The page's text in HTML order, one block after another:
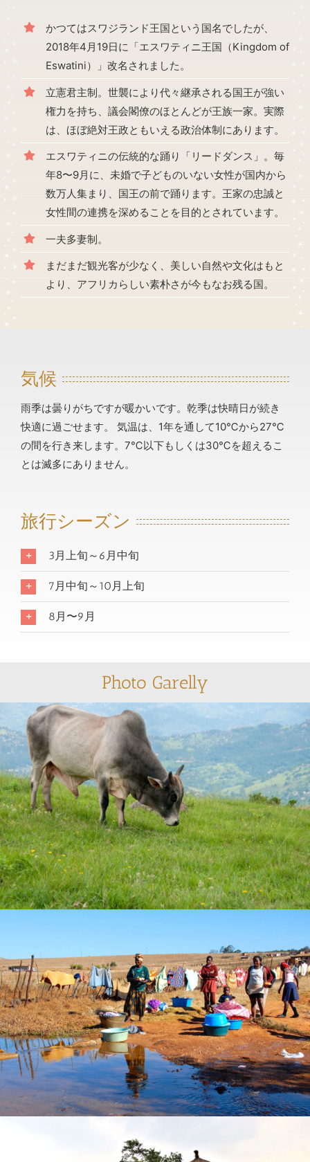
かつてはスワジランド王国という国名でしたが、
2018年4月19日に「エスワティニ王国（Kingdom of
Eswatini）」改名されました。
立憲君主制。世襲により代々継承される国王が強い
権力を持ち、議会閣僚のほとんどが王族一家。実際
は、ほぼ絶対王政ともいえる政治体制にあります。
エスワティニの伝統的な踊り「リードダンス」。毎
年8〜9月に、未婚で子どものいない女性が国内から
数万人集まり、国王の前で踊ります。王家の忠誠と
女性間の連携を深めることを目的とされています。
一夫多妻制。
まだまだ観光客が少なく、美しい自然や文化はもと
より、アフリカらしい素朴さが今もなお残る国。
気候
雨季は曇りがちですが暖かいです。乾季は快晴日が続き
快適に過ごせます。 気温は、1年を通して10℃から27℃
の間を行き来します。7℃以下もしくは30℃を超えるこ
とは滅多にありません。
旅行シーズン
3月上旬～6月中旬
7月中旬～10月上旬
8月〜9月
Photo Garelly